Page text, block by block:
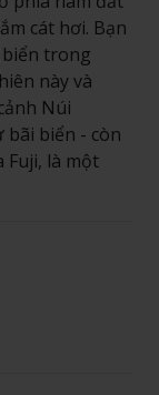
cát hơi. Bạn
trong
này và
Núi
bãi biển - còn
Fuji, là một